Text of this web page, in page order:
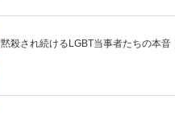
黙殺され続けるLGBT当事者たちの本音